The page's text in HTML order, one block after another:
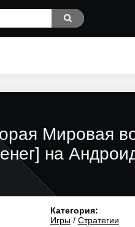
Мировая
на
Категория:
Игры/ Стратегии